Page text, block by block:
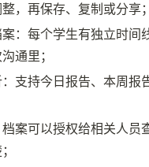
，再保存、复制或分享；
：每个学生有独立时间
通里；
支持今日报告、本周报
案可以授权给相关人员